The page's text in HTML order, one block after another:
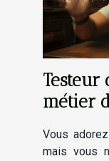
Testeur
métier
Vous
mais vous